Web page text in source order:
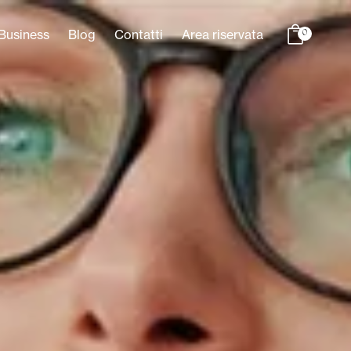
Blog Contatti Area riservata 0